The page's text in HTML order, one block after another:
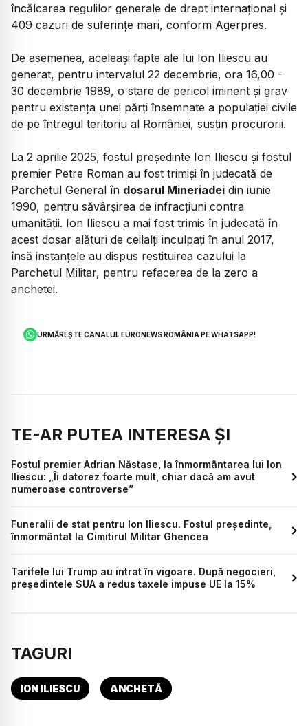
încălcarea regulilor generale de drept internaţional şi
409 cazuri de suferinţe mari, conform Agerpres.
De asemenea, aceleaşi fapte ale lui Ion Iliescu au
generat, pentru intervalul 22 decembrie, ora 16,00 -
30 decembrie 1989, o stare de pericol iminent şi grav
pentru existenţa unei părţi însemnate a populaţiei civile
de pe întregul teritoriu al României, susţin procurorii.
La 2 aprilie 2025, fostul președinte Ion Iliescu și fostul
premier Petre Roman au fost trimiși în judecată de
Parchetul General în dosarul Mineriadei din iunie
1990, pentru săvârșirea de infracțiuni contra
umanității. Ion Iliescu a mai fost trimis în judecată în
acest dosar alături de ceilalți inculpați în anul 2017,
însă instanțele au dispus restituirea cazului la
Parchetul Militar, pentru refacerea de la zero a
anchetei.
URMĂREȘTE CANALUL EURONEWS ROMÂNIA PE WHATSAPP!
TE-AR PUTEA INTERESA ȘI
Fostul premier Adrian Năstase, la înmormântarea lui Ion
Iliescu: „Îi datorez foarte mult, chiar dacă am avut
numeroase controverse”
Funeralii de stat pentru Ion Iliescu. Fostul președinte,
înmormântat la Cimitirul Militar Ghencea
Tarifele lui Trump au intrat în vigoare. După negocieri,
președintele SUA a redus taxele impuse UE la 15%
TAGURI
ION ILIESCU ANCHETĂ